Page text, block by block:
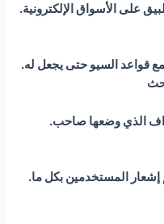
.منح العميل حرية الاختيار في نشر التطبيق على الأسواق الإلكترونية
.تصميم تطبيقات الهواتف بما يتناسب مع قواعد السيو حتى يجعل له
.العمل على تصميم تطبيق يحقق الأهداف الذي وضعها صاحب
.تزويد التطبيق بخاصية الإشعارات ليتم إشعار المستخدمين بكل ما